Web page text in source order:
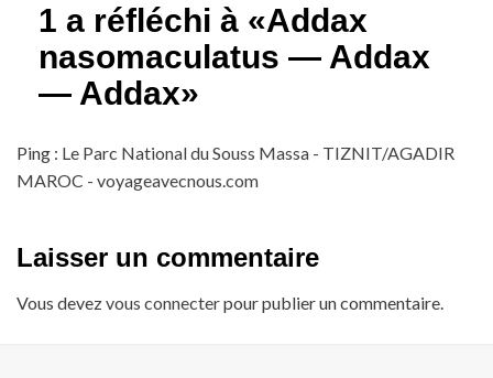
1 a réfléchi à «Addax
nasomaculatus — Addax
— Addax»
Ping : Le Parc National du Souss Massa - TIZNIT/AGADIR
MAROC - voyageavecnous.com
Laisser un commentaire
Vous devezvous connecterpour publier un commentaire.